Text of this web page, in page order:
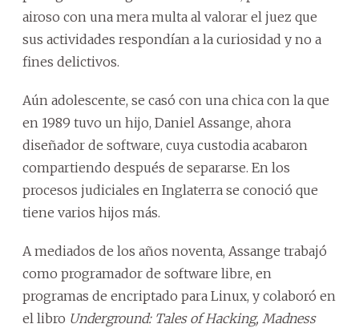
airoso con una mera multa al valorar el juez que
sus actividades respondían a la curiosidad y no a
fines delictivos.
Aún adolescente, se casó con una chica con la que
en 1989 tuvo un hijo, Daniel Assange, ahora
diseñador de software, cuya custodia acabaron
compartiendo después de separarse. En los
procesos judiciales en Inglaterra se conoció que
tiene varios hijos más.
A mediados de los años noventa, Assange trabajó
como programador de software libre, en
programas de encriptado para Linux, y colaboró en
el libro Underground: Tales of Hacking, Madness